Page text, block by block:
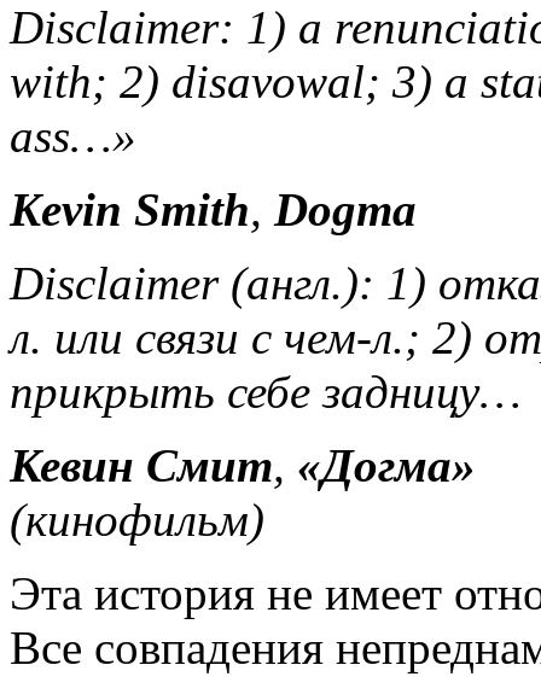
Disclaimer: 1) a
with; 2) disavowal; 3) a
ass…»
Kevin Smith, Dogma
Disclaimer (англ.): 1)
л. или связи с чем-л.; 2)
прикрыть себе задницу…
Кевин Смит, «Догма»
(кинофильм)
Эта история не имеет
Все совпадения